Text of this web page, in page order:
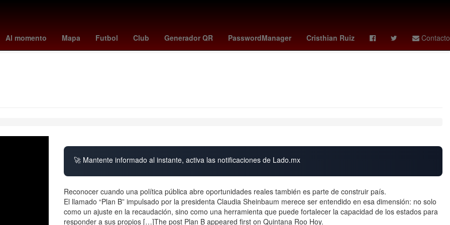
Al momento Mapa Futbol Club Generador QR PasswordManager Cristhian Ruiz Contacto
Ciudad Victoria Heroica Matamoros Fiscalía General de Justicia del Estado de Zacatecas Catedral
Sergio Mattarella
🚀 Mantente informado al instante, activa las notificaciones de Lado.mx
Reconocer cuando una política pública abre oportunidades reales también es parte de construir país.
El llamado “Plan B” impulsado por la presidenta Claudia Sheinbaum merece ser entendido en esa dimensión: no solo
como un ajuste en la recaudación, sino como una herramienta que puede fortalecer la capacidad de los estados para
responder a sus propios […]The post Plan B appeared first on Quintana Roo Hoy.